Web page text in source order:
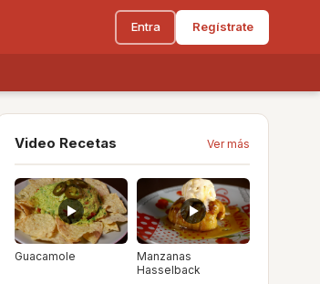
Entra Regístrate
Video Recetas Ver más
Guacamole
Manzanas
Hasselback